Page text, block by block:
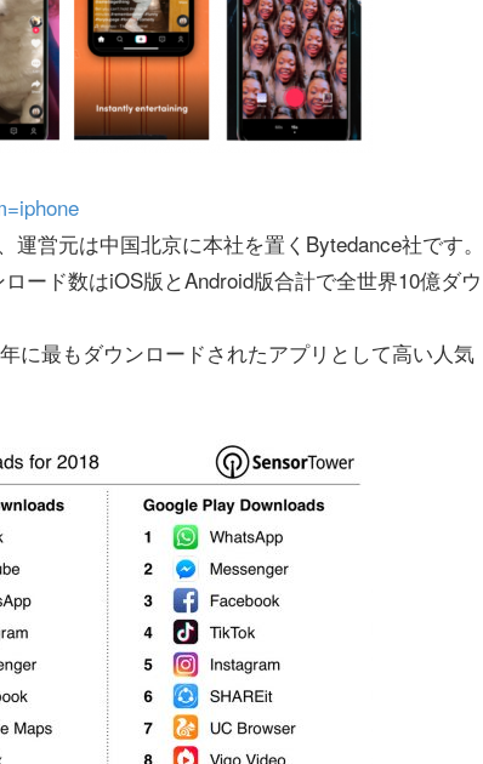
運営元は中国北京に本社を置くBytedance社です。
ード数はiOS版とAndroid版合計で全世界10億ダウ
に最もダウンロードされたアプリとして高い人気